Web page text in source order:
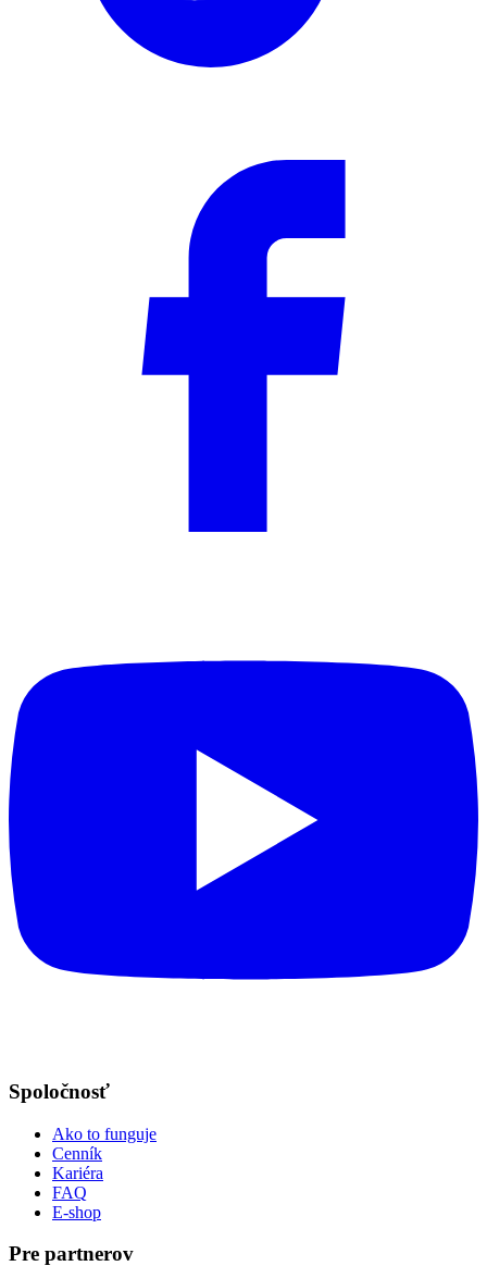
Spoločnosť
Ako to funguje
Cenník
Kariéra
FAQ
E-shop
Pre partnerov